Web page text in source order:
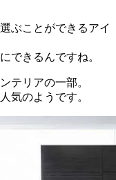
ぶことができるアイ
できるんですね。
テリアの一部。
気のようです。